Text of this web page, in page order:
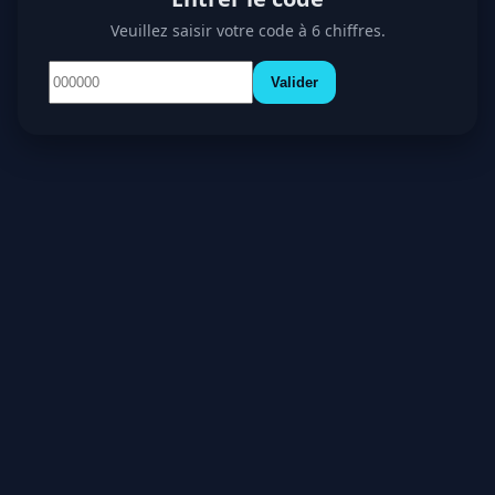
Veuillez saisir votre code à 6 chiffres.
Valider